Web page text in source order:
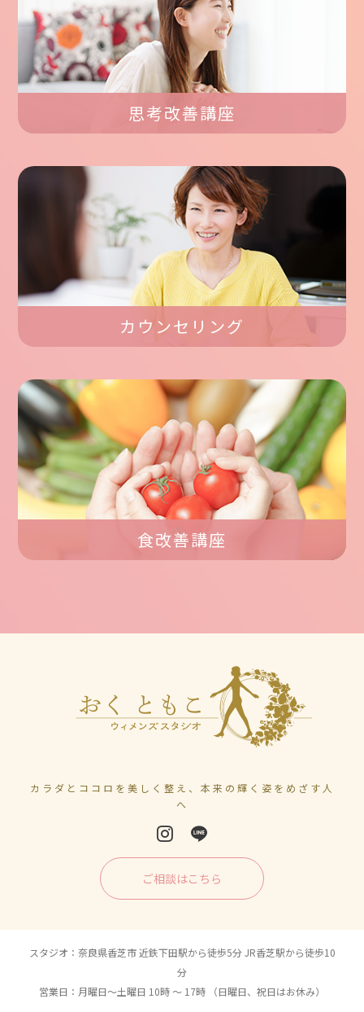
思考改善講座
カウンセリング
食改善講座
カラダとココロを美しく整え、本来の輝く姿をめざす人
へ
ご相談はこちら
スタジオ：奈良県香芝市 近鉄下田駅から徒歩5分 JR香芝駅から徒歩10
分
営業日：月曜日〜土曜日 10時 〜 17時 （日曜日、祝日はお休み）